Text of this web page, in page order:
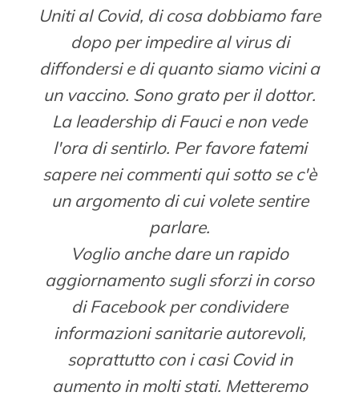
Uniti al Covid, di cosa dobbiamo fare
dopo per impedire al virus di
diffondersi e di quanto siamo vicini a
un vaccino. Sono grato per il dottor.
La leadership di Fauci e non vede
l'ora di sentirlo. Per favore fatemi
sapere nei commenti qui sotto se c'è
un argomento di cui volete sentire
parlare.
Voglio anche dare un rapido
aggiornamento sugli sforzi in corso
di Facebook per condividere
informazioni sanitarie autorevoli,
soprattutto con i casi Covid in
aumento in molti stati. Metteremo